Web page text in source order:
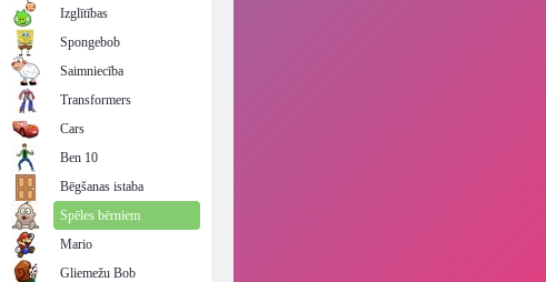
Izglītības
Spongebob
Saimniecība
Transformers
Cars
Ben 10
Bēgšanas istaba
Spēles bērniem
Mario
Gliemežu Bob